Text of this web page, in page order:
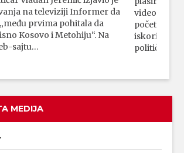
na televiziji Informer da
prvima pohitala da
Kosovo i Metohiju“. Na
sajtu…
video-
početka
iskorišćava
političkim
MEDIJA